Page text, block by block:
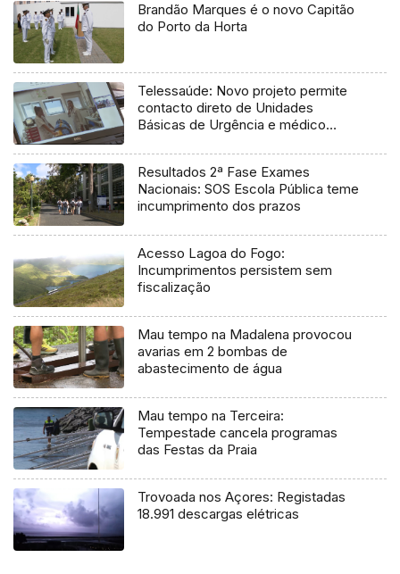
Brandão Marques é o novo Capitão
do Porto da Horta
Telessaúde: Novo projeto permite
contacto direto de Unidades
Básicas de Urgência e médico
Resultados 2ª Fase Exames
Nacionais: SOS Escola Pública teme
incumprimento dos prazos
Acesso Lagoa do Fogo:
Incumprimentos persistem sem
fiscalização
Mau tempo na Madalena provocou
avarias em 2 bombas de
abastecimento de água
Mau tempo na Terceira:
Tempestade cancela programas
das Festas da Praia
Trovoada nos Açores: Registadas
18.991 descargas elétricas